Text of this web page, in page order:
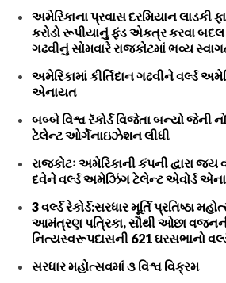
અમેરિકાના પ્રવાસ દરમિયાન લાડકી
કરોડો રૂપીયાનું ફંડ એકત્ર કરવા બદલ
ગઢવીનું સોમવારે રાજકોટમાં ભવ્ય
અમેરિકામાં કીર્તિદાન ગઢવીને વર્લ્ડ
એનાયત
બબ્બે વિશ્વ રૅકોર્ડ વિજેતા બન્યો જેની
ટેલેન્ટ ઓર્ગેનાઇઝેશન લીધી
રાજકોટઃ અમેરિકાની કંપની દ્વારા
દવેને વર્લ્ડ અમેઝિંગ ટેલેન્ટ એવોર્ડ
3 વર્લ્ડ રેકોર્ડ:સરધાર મૂર્તિ પ્રતિષ્ઠા
આમંત્રણ પત્રિકા, સૌથી ઓછા
નિત્યસ્વરૂપદાસની 621 ઘરસભાનો વર્લ્ડ
સરધાર મહોત્સવમાં ૩ વિશ્વ વિક્રમ